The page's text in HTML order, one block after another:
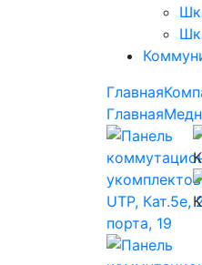
Главная
Главная